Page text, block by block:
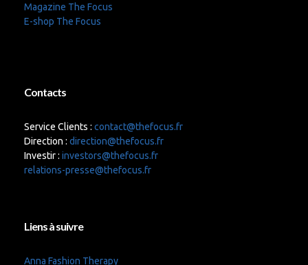
Magazine The Focus
E-shop The Focus
Contacts
Service Clients : contact@thefocus.fr
Direction : direction@thefocus.fr
Investir : investors@thefocus.fr
relations-presse@thefocus.fr
Liens à suivre
Anna Fashion Therapy